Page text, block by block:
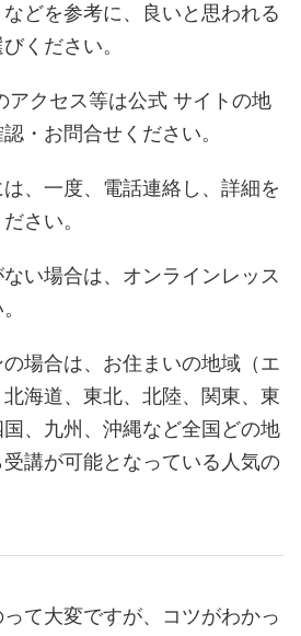
どを参考に、良いと思われる
ください。
アクセス等は公式 サイトの地
・お問合せください。
、一度、電話連絡し、詳細を
さい。
い場合は、オンラインレッス
場合は、お住まいの地域（エ
海道、東北、北陸、関東、東
、九州、沖縄など全国どの地
講が可能となっている人気の
て大変ですが、コツがわかっ